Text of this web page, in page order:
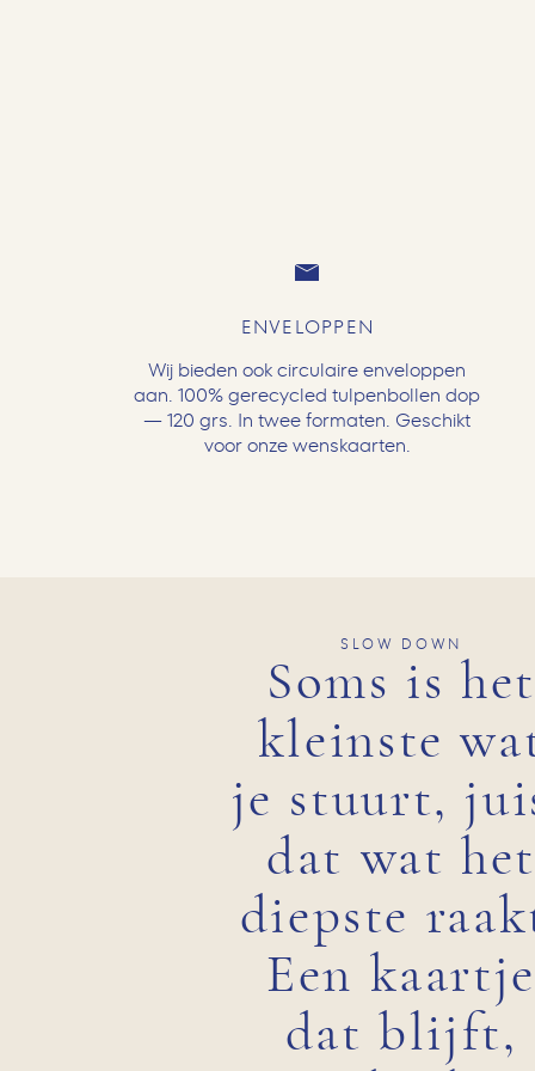
ENVELOPPEN
Wij bieden ook circulaire enveloppen
aan. 100% gerecycled tulpenbollen dop
— 120 grs. In twee formaten. Geschikt
voor onze wenskaarten.
SLOW DOWN
Soms is het
kleinste
je stuurt,
dat wat het
diepste
Een kaartje
dat blijft,